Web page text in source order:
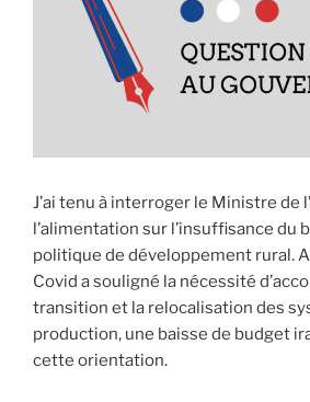
compris
la
vente
J’ai tenu à interroger le Ministre de
l’alimentation sur l’insuffisance du
politique de développement rural.
Covid a souligné la nécessité
transition et la relocalisation des
production, une baisse de budget
cette orientation.